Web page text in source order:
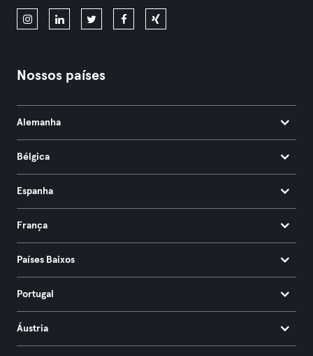
Nossos países
Alemanha
Bélgica
Espanha
França
Países Baixos
Portugal
Áustria